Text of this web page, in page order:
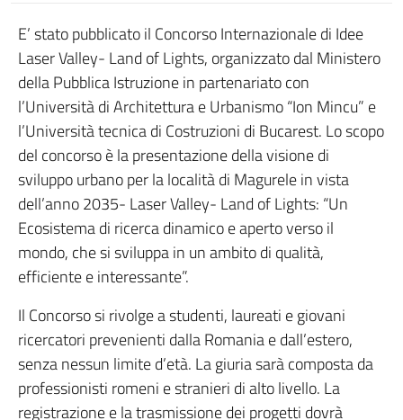
E’ stato pubblicato il Concorso Internazionale di Idee
Laser Valley- Land of Lights, organizzato dal Ministero
della Pubblica Istruzione in partenariato con
l’Università di Architettura e Urbanismo “Ion Mincu” e
l’Università tecnica di Costruzioni di Bucarest. Lo scopo
del concorso è la presentazione della visione di
sviluppo urbano per la località di Magurele in vista
dell’anno 2035- Laser Valley- Land of Lights: “Un
Ecosistema di ricerca dinamico e aperto verso il
mondo, che si sviluppa in un ambito di qualità,
efficiente e interessante”.
Il Concorso si rivolge a studenti, laureati e giovani
ricercatori prevenienti dalla Romania e dall’estero,
senza nessun limite d’età. La giuria sarà composta da
professionisti romeni e stranieri di alto livello. La
registrazione e la trasmissione dei progetti dovrà